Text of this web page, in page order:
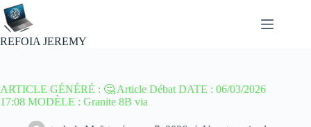
Passer
au
contenu
REFOIA JEREMY
ARTICLE GÉNÉRÉ : 🤔 Article Débat DATE : 06/03/2026
17:08 MODÈLE : Granite 8B via